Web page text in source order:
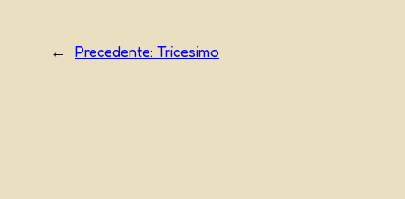
← Precedente: Tricesimo